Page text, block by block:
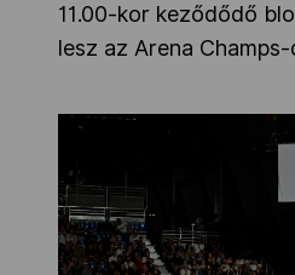
11.00-kor keződődő
lesz az Arena